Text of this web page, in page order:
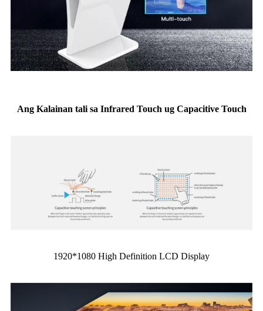
Ang Kalainan tali sa Infrared Touch ug Capacitive Touch
1920*1080 High Definition LCD Display